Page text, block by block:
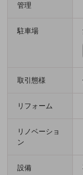
管理
駐車場
取引態様
リフォーム
リノベーショ
ン
設備